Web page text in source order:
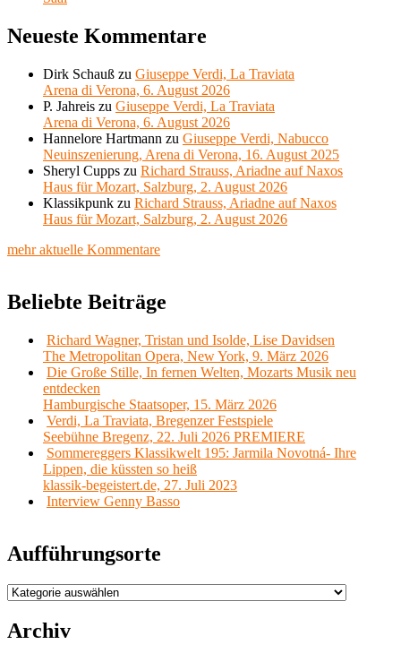
Neueste Kommentare
Dirk Schauß zu Giuseppe Verdi, La Traviata
Arena di Verona, 6. August 2026
P. Jahreis zu Giuseppe Verdi, La Traviata
Arena di Verona, 6. August 2026
Hannelore Hartmann zu Giuseppe Verdi, Nabucco
Neuinszenierung, Arena di Verona, 16. August 2025
Sheryl Cupps zu Richard Strauss, Ariadne auf Naxos
Haus für Mozart, Salzburg, 2. August 2026
Klassikpunk zu Richard Strauss, Ariadne auf Naxos
Haus für Mozart, Salzburg, 2. August 2026
mehr aktuelle Kommentare
Beliebte Beiträge
Richard Wagner, Tristan und Isolde, Lise Davidsen
The Metropolitan Opera, New York, 9. März 2026
Die Große Stille, In fernen Welten, Mozarts Musik neu
entdecken
Hamburgische Staatsoper, 15. März 2026
Verdi, La Traviata, Bregenzer Festspiele
Seebühne Bregenz, 22. Juli 2026 PREMIERE
Sommereggers Klassikwelt 195: Jarmila Novotná- Ihre
Lippen, die küssten so heiß
klassik-begeistert.de, 27. Juli 2023
Interview Genny Basso
Aufführungsorte
Aufführungsorte
Archiv